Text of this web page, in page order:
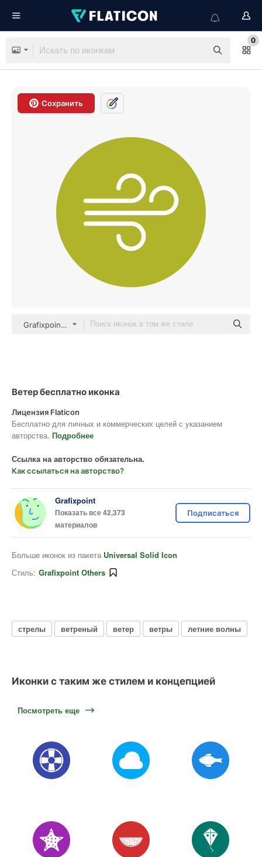
0
Сохранить
Grafixpoint Others
Ветер бесплатно иконка
Лицензия Flaticon
Бесплатно для личных и коммерческих целей с указанием
авторства. Подробнее
Ссылка на авторство обязательна.
Как ссылаться на авторство?
Grafixpoint
Показать все 42,373
материалов
Подписаться
Больше иконок из пакета Universal Solid Icon
Стиль: Grafixpoint Others
стрелы ветреный ветер ветры летние волны
Иконки с таким же стилем и концепцией
Посмотреть еще